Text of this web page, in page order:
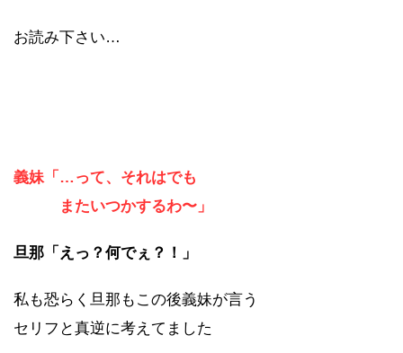
お読み下さい…
義妹「…って、それはでも
またいつかするわ〜」
旦那「えっ？何でぇ？！」
私も恐らく旦那もこの後義妹が言う
セリフと真逆に考えてました